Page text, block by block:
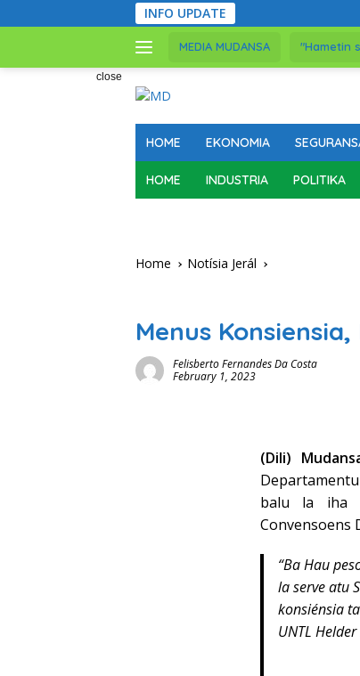
to
INFO UPDATE Ró
MEDIA MUDANSA "Hametin
close
HOME EKONOMIA
HOME INDUSTRIA POLITIKA
Home Notísia Jerál
Menus
Felisberto Fernandes Da Costa
February 1, 2023
(Dili)
balu la iha
Convensoens
“Ba Hau
la serve atu
konsiénsia
UNTL